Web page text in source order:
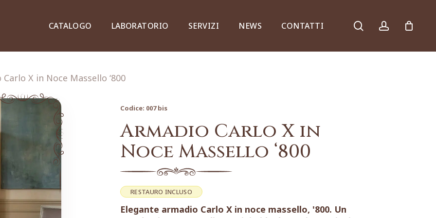
CATALOGO
Credenze, piattaie e vetrine Armadi, comò e ribalte
Lampade e lampadari
Dipinti e stampe Complementi d’arredo
LABORATORIO SERVIZI NEWS CONTATTI searchaccount
X in Noce Massello ‘800
Codice: 007 bis
Armadio Carlo X in
Noce Massello ‘800
RESTAURO INCLUSO
Elegante armadio Carlo X in noce massello, '800. Un